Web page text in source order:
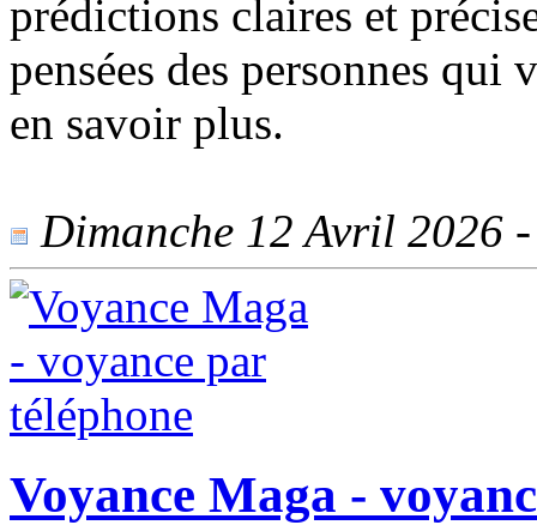
prédictions claires et
pensées des personnes
en savoir plus.
Dimanche 12 Avril 2026
Voyance Maga -